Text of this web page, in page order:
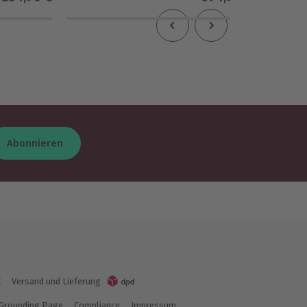
Abonnieren
Versand und Lieferung